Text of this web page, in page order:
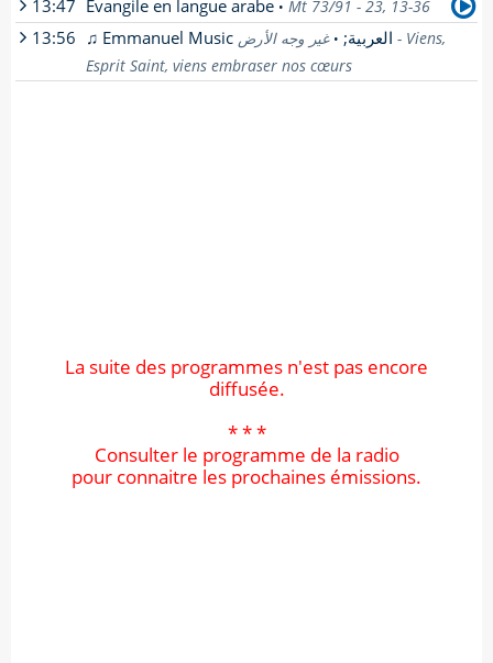
13:47 Evangile en langue arabe • Mt 73/91 - 23, 13-36
parInconnu-
[ En savoir plus
13:56 ♫ Emmanuel Music العربية; • غير وجه الأرض - Viens,
Esprit Saint, viens embraser nos cœurs
La suite des programmes n'est pas encore
diffusée.
* * *
Consulter le programme de la radio
pour connaitre les prochaines émissions.